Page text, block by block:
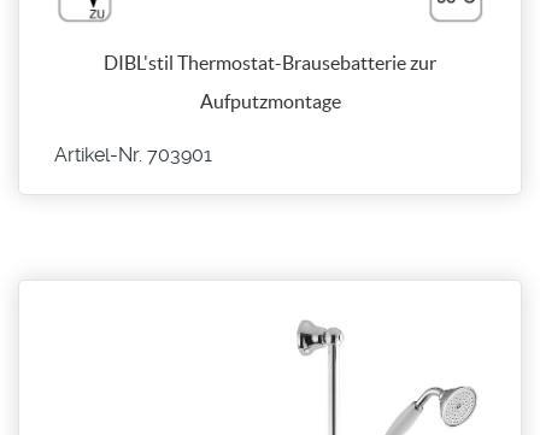
DIBL'stil Thermostat-Brausebatterie zur
Aufputzmontage
Artikel-Nr. 703901